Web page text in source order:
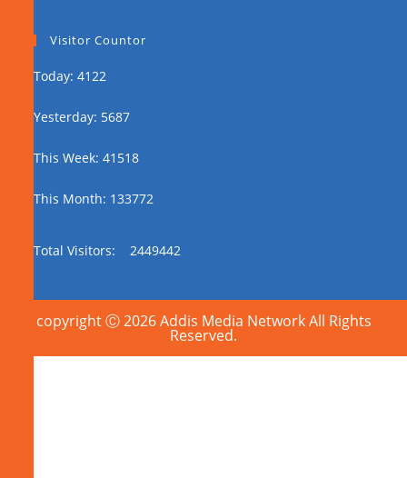
Visitor Countor
Today: 4122
Yesterday: 5687
This Week: 41518
This Month: 133772
Total Visitors: 2449442
copyright Ⓒ 2026 Addis Media Network All Rights
Reserved.